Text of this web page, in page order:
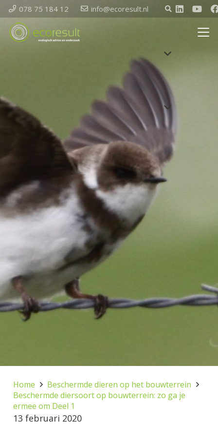
078 75 184 12 info@ecoresult.nl
Home
Beschermde dieren op het bouwterrein
Beschermde diersoort op bouwterrein: zo ga je
ermee om Deel 1
13 februari 2020